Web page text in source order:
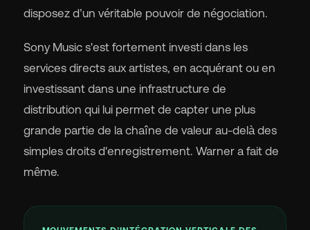
disposez d’un véritable pouvoir de négociation.
Sony Music s'est fortement investi dans les
services directs aux artistes, en acquérant ou en
investissant dans une infrastructure de
distribution qui lui permet de capter une plus
grande partie de la chaîne de valeur au-delà des
simples droits d'enregistrement. Warner a fait de
même.